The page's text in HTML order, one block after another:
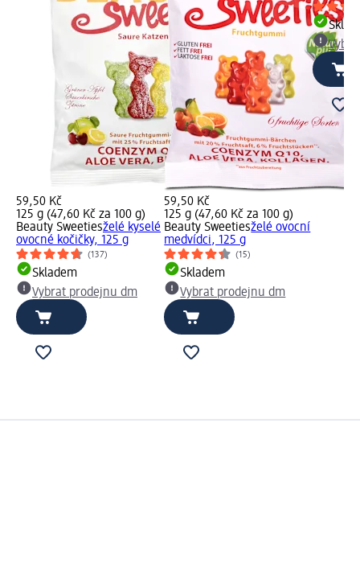
59,50 Kč
125 g (47,60 Kč za 100 g)
Beauty Sweetiesželé kyselé
ovocné kočičky, 125 g
(137)
Skladem
Vybrat prodejnu dm
59,50 Kč
125 g (47,60 Kč za 100 g)
Beauty Sweetiesželé ovocní
medvídci, 125 g
(15)
Skladem
Vybrat prodejnu dm